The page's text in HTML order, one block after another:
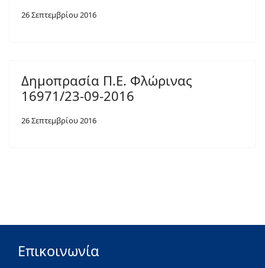
26 Σεπτεμβρίου 2016
Δημοπρασία Π.Ε. Φλώρινας
16971/23-09-2016
26 Σεπτεμβρίου 2016
Επικοινωνία